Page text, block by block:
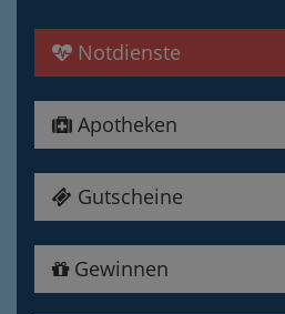
Notdienste
Apotheken
Gutscheine
Gewinnen